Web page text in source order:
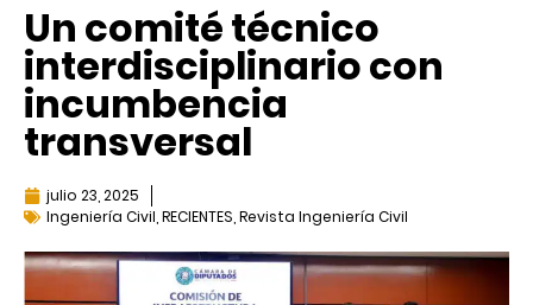
Un comité técnico
interdisciplinario con
incumbencia
transversal
julio 23, 2025
Ingeniería Civil RECIENTES Revista Ingeniería Civil